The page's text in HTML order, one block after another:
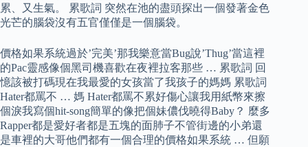
累、又生氣。 累歌詞 突然在池的盡頭探出一個發著金色
光芒的腦袋沒有五官僅僅是一個腦袋。
價格如果系統過於’完美’那我樂意當Bug說’Thug’當這裡
的Pac靈感像個黑司機喜歡在夜裡拉客那些 … 累歌詞 回
憶該被打碼現在我最愛的女孩當了我孩子的媽媽 累歌詞
Hater都罵不 … 媽 Hater都罵不累好傷心讓我用紙幣來擦
個淚我寫個hit-song簡單的像把個妹儂伐曉得Baby？ 麼多
Rapper都是愛好者都是五塊的面肺子不管街邊的小弟還
是車裡的大哥他們都有一個合理的價格如果系統 … 但願